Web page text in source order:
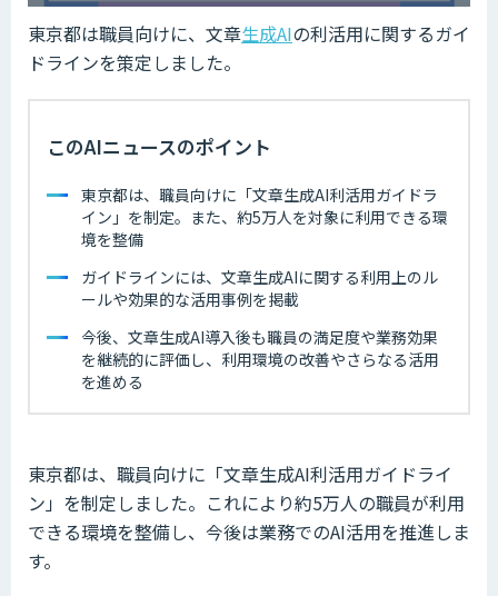
東京都は職員向けに、文章生成AIの利活用に関するガイ
ドラインを策定しました。
このAIニュースのポイント
東京都は、職員向けに「文章生成AI利活用ガイドラ
イン」を制定。また、約5万人を対象に利用できる環
境を整備
ガイドラインには、文章生成AIに関する利用上のル
ールや効果的な活用事例を掲載
今後、文章生成AI導入後も職員の満足度や業務効果
を継続的に評価し、利用環境の改善やさらなる活用
を進める
東京都は、職員向けに「文章生成AI利活用ガイドライ
ン」を制定しました。これにより約5万人の職員が利用
できる環境を整備し、今後は業務でのAI活用を推進しま
す。